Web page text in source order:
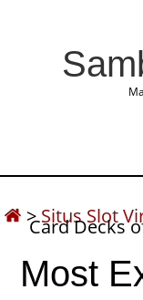
>Situs Slot
Card Decks
Most